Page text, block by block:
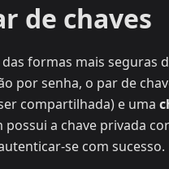
de chaves
formas mais seguras
por senha, o par de
compartilhada) e uma
a chave privada
se com sucesso.